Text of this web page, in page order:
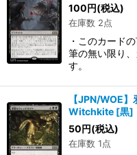
100円(税込)
在庫数 2点
・このカード
筆の無い限り
す。
【JPN/WOE
Witchkite [黒]
50円(税込)
在庫数 1点